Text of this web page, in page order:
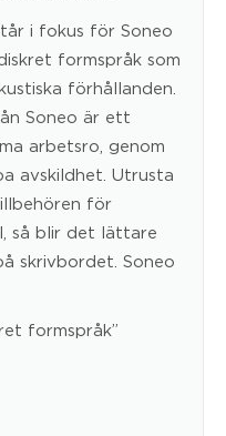
i fokus för Soneo
formspråk som
förhållanden.
Soneo är ett
arbetsro, genom
avskildhet. Utrusta
för
så blir det lättare
skrivbordet. Soneo
formspråk”